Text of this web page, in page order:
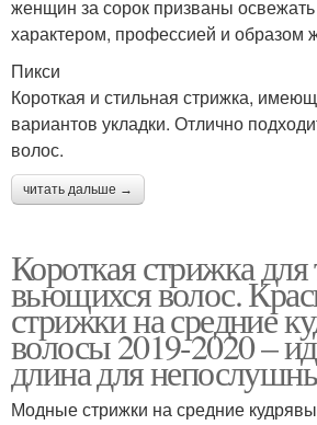
женщин за сорок призваны
характером, профессией и образом
Пикси
Короткая и стильная стрижка,
вариантов укладки. Отлично
волос.
читать дальше →
Короткая стрижка
вьющихся волос.
стрижки на средние
волосы 2019-2020 –
длина для
Модные стрижки на средние